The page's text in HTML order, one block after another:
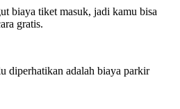
biaya tiket masuk, jadi kamu bisa
gratis.
diperhatikan adalah biaya parkir